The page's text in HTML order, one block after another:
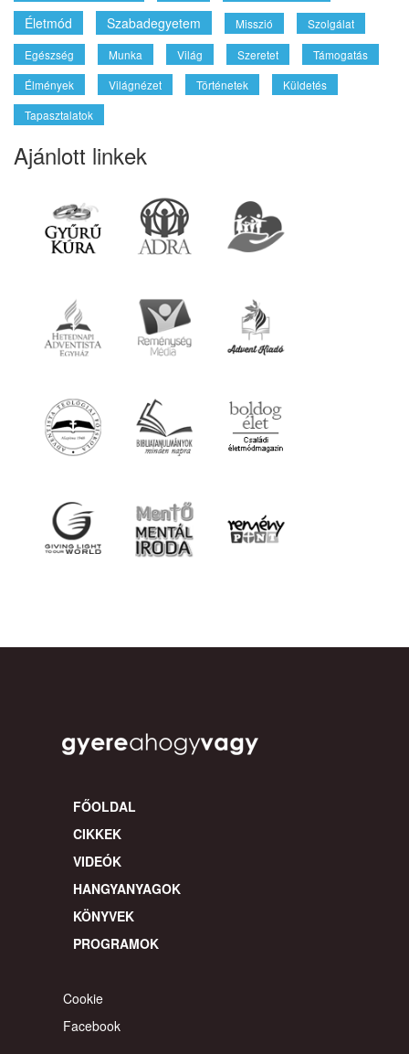
Életmód
Szabadegyetem Misszió
Szolgálat
Egészség
Munka Világ Szeretet
Támogatás
Élmények
Világnézet Történetek
Küldetés
Tapasztalatok
Ajánlott linkek
FŐOLDAL
CIKKEK
VIDEÓK
HANGYANYAGOK
KÖNYVEK
PROGRAMOK
Cookie
Facebook